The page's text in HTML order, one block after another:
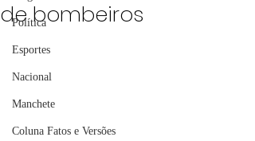
Política
Esportes
Nacional
Manchete
Coluna Fatos e Versões
de bombeiros